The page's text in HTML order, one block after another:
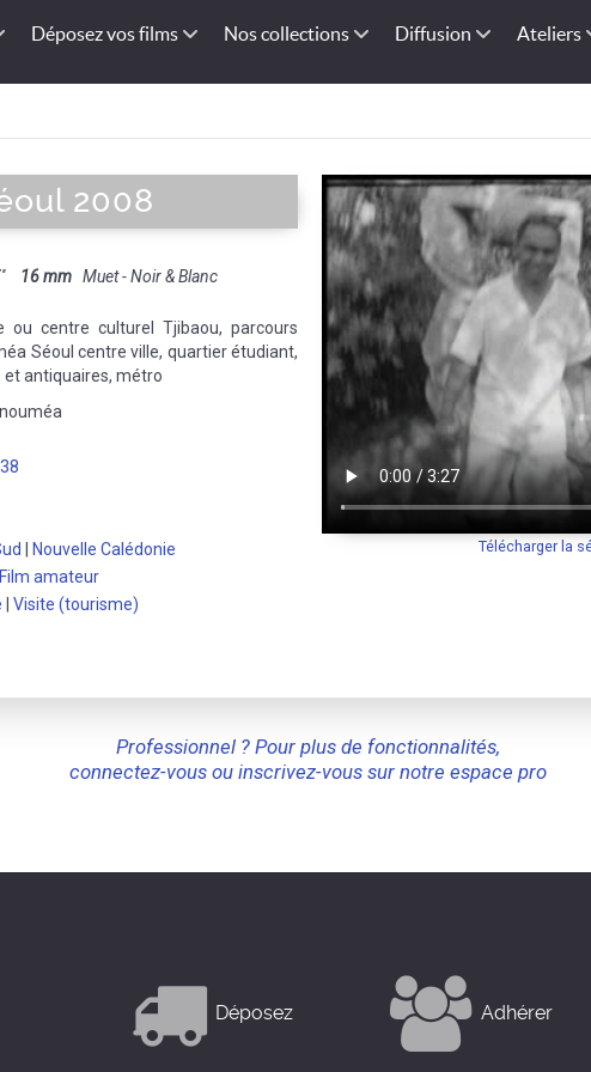
Déposez vos films Nos collections Diffusion Ateliers
Télécharger la
2008
16 mm Muet - Noir & Blanc
ou centre culturel Tjibaou, parcours
Séoul centre ville, quartier étudiant,
antiquaires, métro
Nouvelle Calédonie
Film amateur
Visite (tourisme)
Professionnel ? Pour plus de fonctionnalités,
connectez-vous ou inscrivez-vous sur notre espace pro
Déposez Adhérer